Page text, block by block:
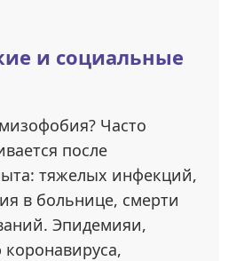
и социальные
Часто
после
тяжелых инфекций,
в больнице, смерти
Эпидемияи,